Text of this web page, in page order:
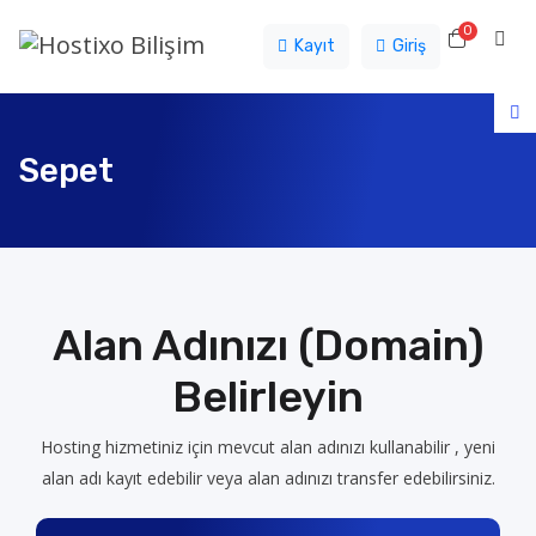
Kayıt Giriş
0Sepet
Sepet
Alan Adınızı (Domain)
Belirleyin
Hosting hizmetiniz için mevcut alan adınızı kullanabilir , yeni
alan adı kayıt edebilir veya alan adınızı transfer edebilirsiniz.